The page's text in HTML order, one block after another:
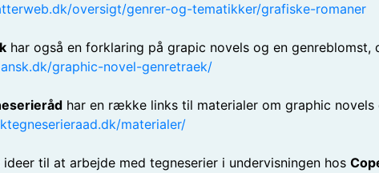
oversigt/genrer-og-tematikker/grafiske-romaner
har også en forklaring på grapic novels og en genreblomst,
graphic-novel-genretraek/
har en række links til materialer om graphic novels
materialer/
til at arbejde med tegneserier i undervisningen hos